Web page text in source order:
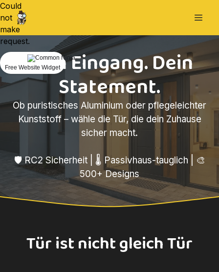
Dein Eingang. Dein
Statement.
Ob puristisches Aluminium oder pflegeleichter
Kunststoff – wähle die Tür, die dein Zuhause
sicher macht.
🛡️ RC2 Sicherheit | 🌡️ Passivhaus-tauglich | 🎨
500+ Designs
Tür ist nicht gleich Tür
Could
not
make
request.
Free Website Widget